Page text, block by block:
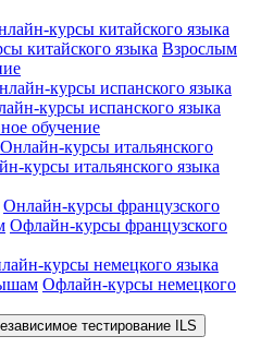
курсы китайского языка
китайского языка Взрослым
курсы испанского языка
курсы испанского языка
обучение
Онлайн-курсы итальянского
курсы итальянского языка
Онлайн-курсы французского
Офлайн-курсы французского
курсы немецкого языка
Офлайн-курсы немецкого
тестирование ILS